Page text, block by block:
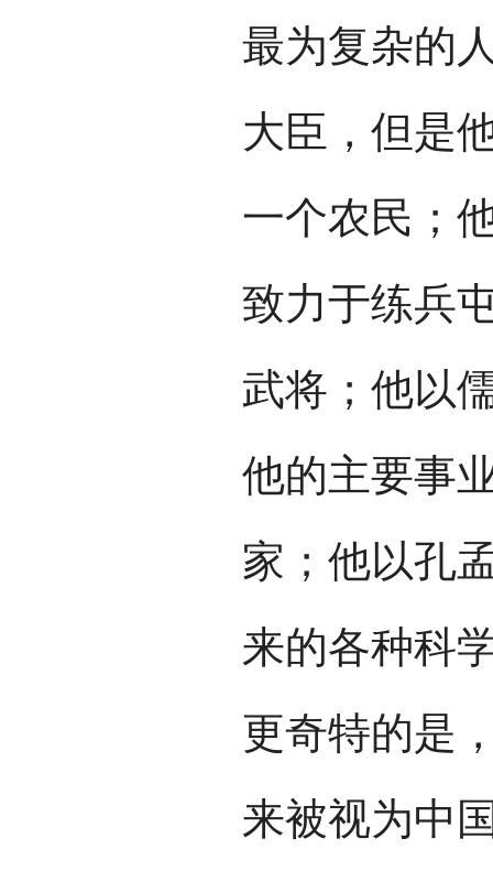
最为复杂的
大臣，但是
一个农民；
致力于练兵
武将；他以
他的主要事
家；他以孔
来的各种科
更奇特的是
来被视为中